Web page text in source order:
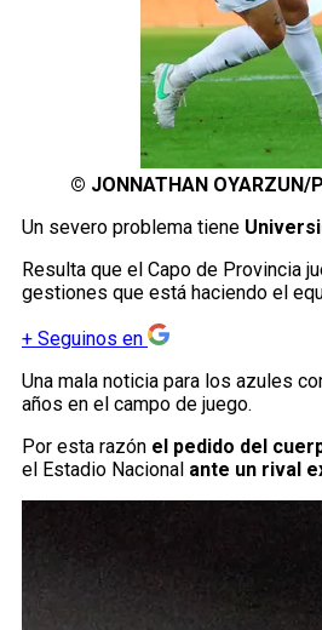
© JONNATHAN OYARZUN/
Un severo problema tiene
Resulta que el Capo de Provincia
gestiones que está haciendo el
+ Seguinos en
Una mala noticia para los azules
años en el campo de juego.
Por esta razón el pedido del
el Estadio Nacional ante un rival